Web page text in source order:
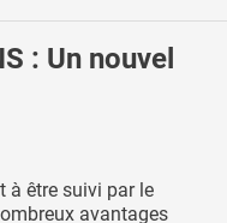
: Un nouvel
à être suivi par le
avantages